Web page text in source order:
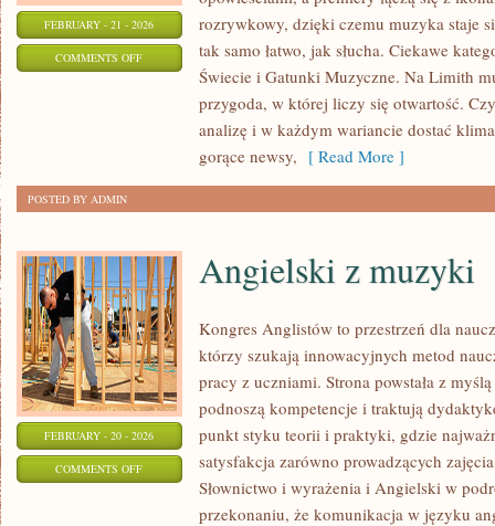
FEBRUARY - 21 - 2026
COMMENTS OFFON
KONCERTY
FESTIWALE
rozrywkowy, dzięki czemu muzyka staje
tak samo łatwo, jak słucha. Ciekawe
Świecie i Gatunki Muzyczne. Na Limith
przygoda, w której liczy się otwartość.
analizę i w każdym wariancie dostać
gorące newsy, [ Read More ]
POSTED BY ADMIN
FEBRUARY - 20 - 2026
COMMENTS OFFON
ANGIELSKI
Angielski z muzyki
Kongres Anglistów to przestrzeń dla
którzy szukają innowacyjnych metod
pracy z uczniami. Strona powstała z
podnoszą kompetencje i traktują
punkt styku teorii i praktyki, gdzie
satysfakcja zarówno prowadzących
Słownictwo i wyrażenia i Angielski w
przekonaniu, że komunikacja w języku